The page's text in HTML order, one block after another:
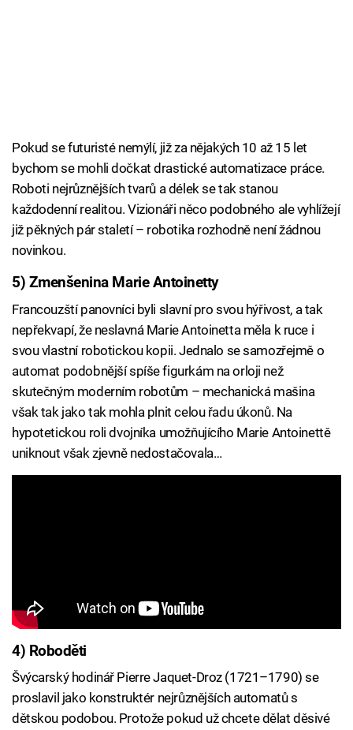
Pokud se futuristé nemýlí, již za nějakých 10 až 15 let
bychom se mohli dočkat drastické automatizace práce.
Roboti nejrůznějších tvarů a délek se tak stanou
každodenní realitou. Vizionáři něco podobného ale vyhlížejí
již pěkných pár staletí – robotika rozhodně není žádnou
novinkou.
5) Zmenšenina Marie Antoinetty
Francouzští panovníci byli slavní pro svou hýřivost, a tak
nepřekvapí, že neslavná Marie Antoinetta měla k ruce i
svou vlastní robotickou kopii. Jednalo se samozřejmě o
automat podobnější spíše figurkám na orloji než
skutečným moderním robotům – mechanická mašina
však tak jako tak mohla plnit celou řadu úkonů. Na
hypotetickou roli dvojníka umožňujícího Marie Antoinettě
uniknout však zjevně nedostačovala…
4) Roboděti
Švýcarský hodinář Pierre Jaquet-Droz (1721–1790) se
proslavil jako konstruktér nejrůznějších automatů s
dětskou podobou. Protože pokud už chcete dělat děsivé